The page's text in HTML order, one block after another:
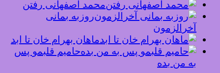
محمد اصفهانی رفتن
روزبه بمانی
آخرالزمون
ماهان بهرام خان تا ابد
حامیم قلبمو پس
به من بده